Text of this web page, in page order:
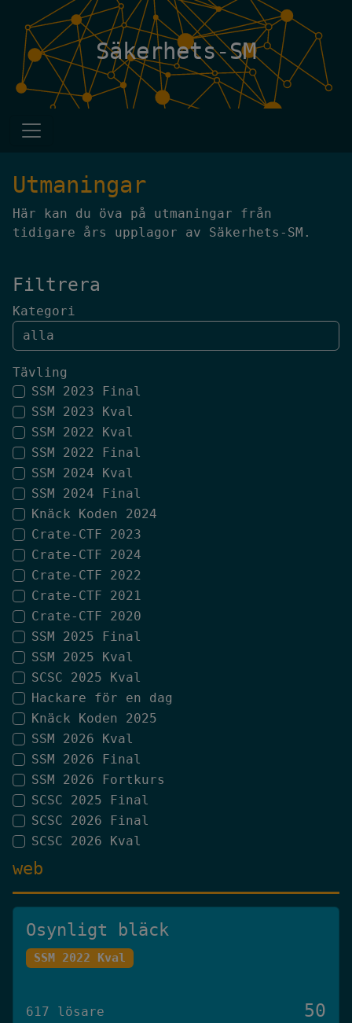
Säkerhets-SM
Utmaningar
Här kan du öva på utmaningar från
tidigare års upplagor av Säkerhets-SM.
Filtrera
Kategori
Tävling
SSM 2023 Final
SSM 2023 Kval
SSM 2022 Kval
SSM 2022 Final
SSM 2024 Kval
SSM 2024 Final
Knäck Koden 2024
Crate-CTF 2023
Crate-CTF 2024
Crate-CTF 2022
Crate-CTF 2021
Crate-CTF 2020
SSM 2025 Final
SSM 2025 Kval
SCSC 2025 Kval
Hackare för en dag
Knäck Koden 2025
SSM 2026 Kval
SSM 2026 Final
SSM 2026 Fortkurs
SCSC 2025 Final
SCSC 2026 Final
SCSC 2026 Kval
web
Osynligt bläck
SSM 2022 Kval
617 lösare 50